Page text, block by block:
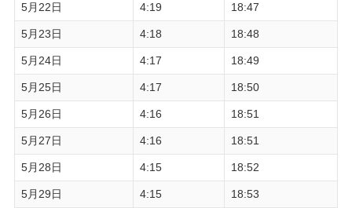
5月22日 4:19 18:47
5月23日 4:18 18:48
5月24日 4:17 18:49
5月25日 4:17 18:50
5月26日 4:16 18:51
5月27日 4:16 18:51
5月28日 4:15 18:52
5月29日 4:15 18:53